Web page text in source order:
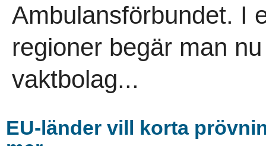
Ambulansförbundet. I
regioner begär man
vaktbolag...
EU-länder vill korta